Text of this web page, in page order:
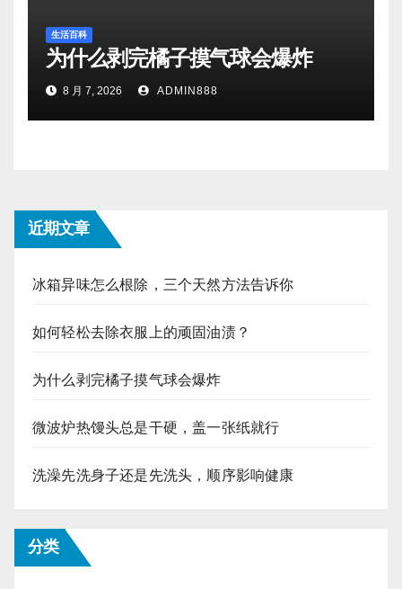
生活百科
为什么剥完橘子摸气球会爆炸
8 月 7, 2026 ADMIN888
近期文章
冰箱异味怎么根除，三个天然方法告诉你
如何轻松去除衣服上的顽固油渍？
为什么剥完橘子摸气球会爆炸
微波炉热馒头总是干硬，盖一张纸就行
洗澡先洗身子还是先洗头，顺序影响健康
分类